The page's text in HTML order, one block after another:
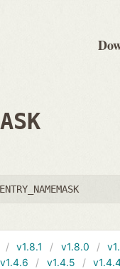
v1.8.1 v1.8.0
v1.4.6 v1.4.5